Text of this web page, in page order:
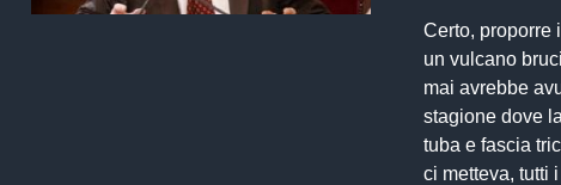
Certo, proporre
un vulcano
mai avrebbe
stagione dove
tuba e fascia
ci metteva, tutti